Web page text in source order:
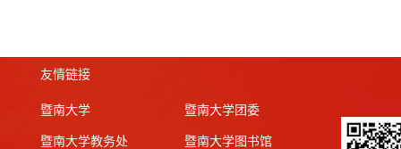
友情链接
暨南大学
暨南大学教务处
暨南大学团委
暨南大学图书馆